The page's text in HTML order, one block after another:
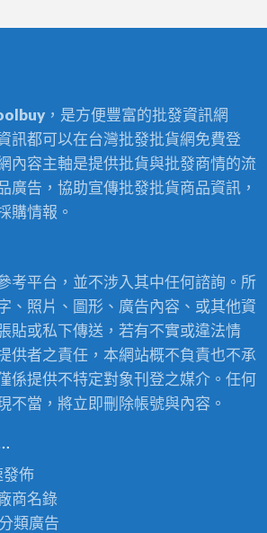
，是方便豐富的批發資訊網
訊都可以在台灣批發批貨網免費登
內容主軸是提供批貨與批發商情的流
廣告，協助宣傳批發批貨商品資訊，
購情報。
考平台，並不涉入其中任何諮詢。所
、照片、圖形、廣告內容、或其他資
貼或私下傳送，若有不實或違法情
供者之責任，本網站概不負責也不承
係提供不特定對象刊登之媒介。任何
不當，將立即刪除帳號與內容。
佈
商名錄
分類廣告